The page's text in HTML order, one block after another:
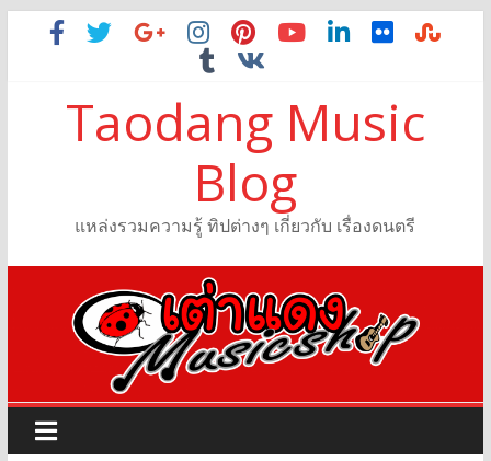
Taodang Music
Blog
แหล่งรวมความรู้ ทิปต่างๆ เกี่ยวกับ เรื่องดนตรี